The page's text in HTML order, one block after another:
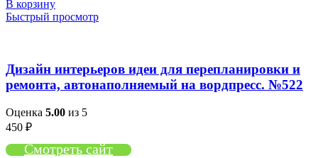
В корзину
Быстрый просмотр
Дизайн интерьеров идеи для перепланировки и
ремонта, автонаполняемый на вордпресс. №522
Оценка 5.00 из 5
450 ₽
Смотреть сайт